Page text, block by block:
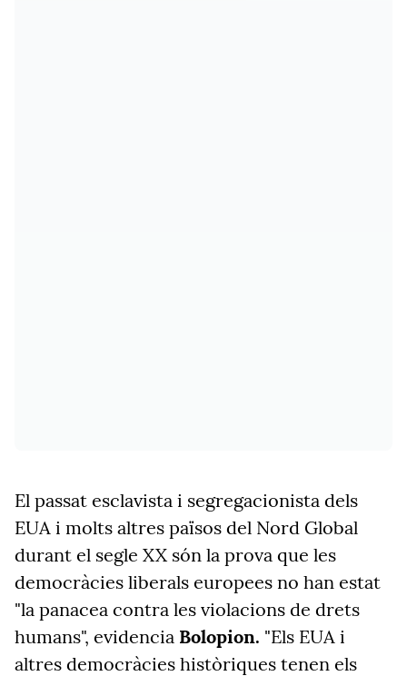
El passat esclavista i segregacionista dels
EUA i molts altres països del Nord Global
durant el segle XX són la prova que les
democràcies liberals europees no han estat
"la panacea contra les violacions de drets
humans", evidencia Bolopion. "Els EUA i
altres democràcies històriques tenen els